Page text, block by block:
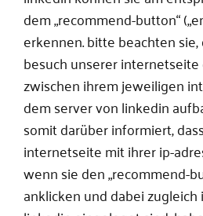
dem „recommend-button“
erkennen. bitte beachten
besuch unserer
zwischen ihrem jeweiligen
dem server von linkedin
somit darüber informiert,
internetseite mit ihrer ip-
wenn sie den „recommend-
anklicken und dabei